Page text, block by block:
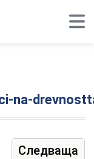
na-
Следваща